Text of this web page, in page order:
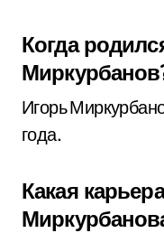
Когда
Игорь
года.
Какая